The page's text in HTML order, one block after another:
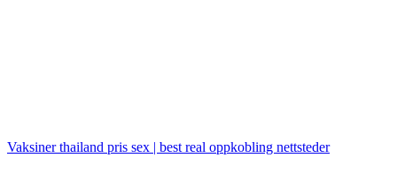
Vaksiner thailand pris sex | best real oppkobling nettsteder